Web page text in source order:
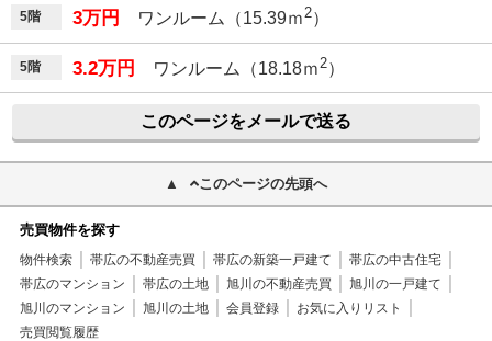
5階 3万円 ワンルーム（15.39ｍ2）
5階 3.2万円 ワンルーム（18.18ｍ 2）
このページをメールで送る
このページの先頭へ
売買物件を探す
物件検索 帯広の不動産売買 帯広の新築一戸建て
帯広の中古住宅
帯広のマンション
帯広の土地 旭川の不動産売買
旭川の一戸建て
旭川のマンション
旭川の土地 会員登録
お気に入りリスト
売買閲覧履歴